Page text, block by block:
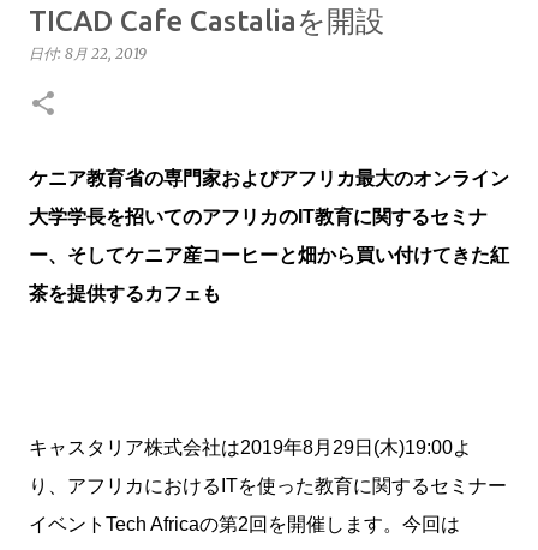
TICAD Cafe Castaliaを開設
日付: 8月 22, 2019
ケニア教育省の専門家およびアフリカ最大のオンライン
大学学長を招いてのアフリカのIT教育に関するセミナ
ー、そしてケニア産コーヒーと畑から買い付けてきた紅
茶を提供するカフェも
キャスタリア株式会社は2019年8月29日(木)19:00よ
り、アフリカにおけるITを使った教育に関するセミナー
イベントTech Africaの第2回を開催します。今回は